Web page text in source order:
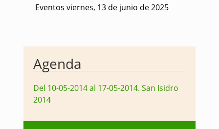
Eventos viernes, 13 de junio de 2025
Agenda
Del 10-05-2014 al 17-05-2014. San Isidro
2014